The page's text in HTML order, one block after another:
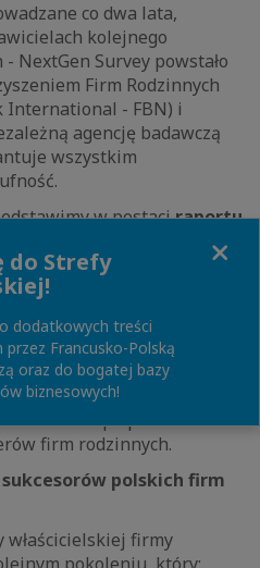
co dwa lata,
kolejnego
NextGen Survey powstało
Firm Rodzinnych
International - FBN) i
agencję badawczą
wszystkim
w postaciraportu
przykłady, wskazówki
będą z pewnością
a także osób
określenie, co w
większym stopniu
(AI)świecie jest
i ich współpracowników
firm rodzinnych.
polskich firm
właścicielskiej firmy
do Strefy
dodatkowych treści
Francusko-Polską
oraz do bogatej bazy
biznesowych!